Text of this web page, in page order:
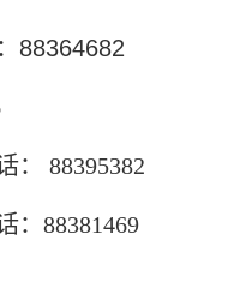
88364682
： 88395382
：88381469